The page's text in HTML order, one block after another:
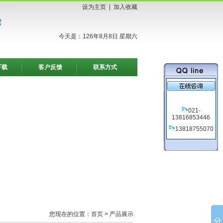
设为主页 加入收藏
今天是：126年8月8日 星期六
载 客户反馈 联系方式
您现在的位置： 首页 > 产品展示
021-
13816853446
13818755070